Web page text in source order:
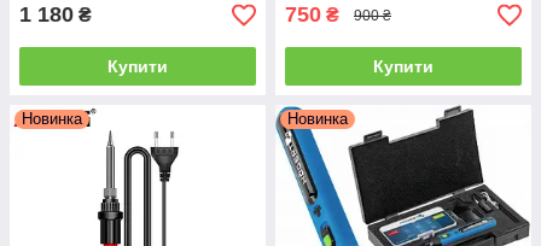
1 180 ₴
Купити
750 ₴ 900 ₴
Купити
Новинка Новинка